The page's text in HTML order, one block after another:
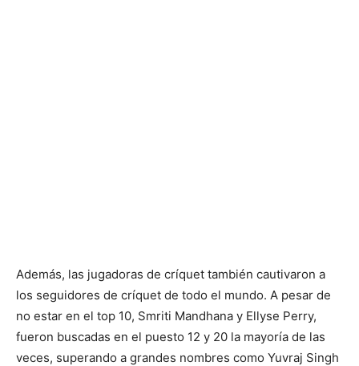
Además, las jugadoras de críquet también cautivaron a
los seguidores de críquet de todo el mundo. A pesar de
no estar en el top 10, Smriti Mandhana y Ellyse Perry,
fueron buscadas en el puesto 12 y 20 la mayoría de las
veces, superando a grandes nombres como Yuvraj Singh